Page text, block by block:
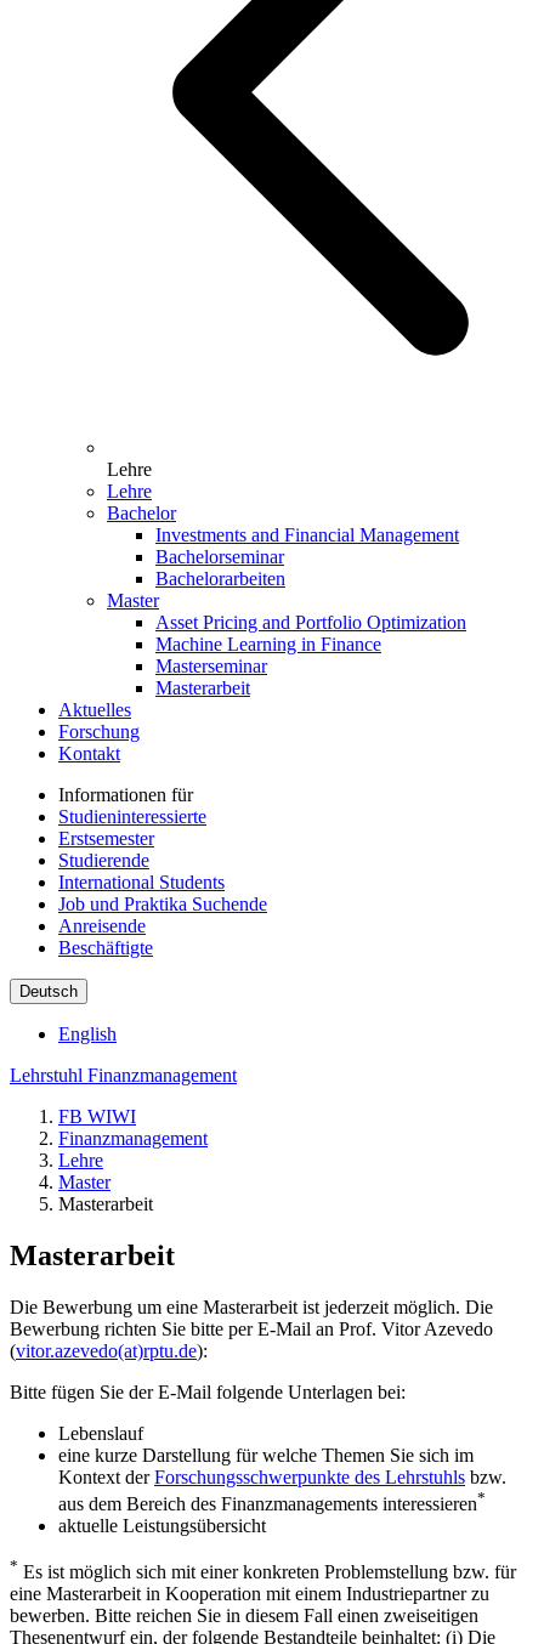
Lehre
Lehre
Bachelor
Investments and Financial Management
Bachelorseminar
Bachelorarbeiten
Master
Asset Pricing and Portfolio Optimization
Machine Learning in Finance
Masterseminar
Masterarbeit
Aktuelles
Forschung
Kontakt
Informationen für
Studieninteressierte
Erstsemester
Studierende
International Students
Job und Praktika Suchende
Anreisende
Beschäftigte
Deutsch
English
Lehrstuhl Finanzmanagement
FB WIWI
Finanzmanagement
Lehre
Master
Masterarbeit
Masterarbeit
Die Bewerbung um eine Masterarbeit ist jederzeit möglich. Die
Bewerbung richten Sie bitte per E-Mail an Prof. Vitor Azevedo
(vitor.azevedo(at)rptu.de):
Bitte fügen Sie der E-Mail folgende Unterlagen bei:
Lebenslauf
eine kurze Darstellung für welche Themen Sie sich im
Kontext derForschungsschwerpunkte des Lehrstuhls bzw.
aus dem Bereich des Finanzmanagements interessieren*
aktuelle Leistungsübersicht
* Es ist möglich sich mit einer konkreten Problemstellung bzw. für
eine Masterarbeit in Kooperation mit einem Industriepartner zu
bewerben. Bitte reichen Sie in diesem Fall einen zweiseitigen
Thesenentwurf ein, der folgende Bestandteile beinhaltet: (i) Die